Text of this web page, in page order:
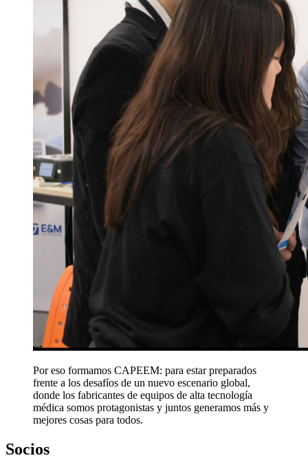
Por eso formamos CAPEEM: para estar preparados
frente a los desafíos de un nuevo escenario global,
donde los fabricantes de equipos de alta tecnología
médica somos protagonistas y juntos generamos más y
mejores cosas para todos.
Socios